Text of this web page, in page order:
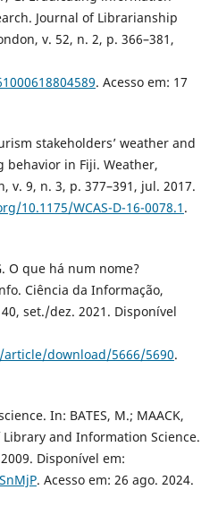
Journal of Librarianship
v. 52, n. 2, p. 366–381,
. Acesso em: 17
stakeholders’ weather and
in Fiji. Weather,
v. 9, n. 3, p. 377–391, jul. 2017.
10.1175/WCAS-D-16-0078.1 .
O que há num nome?
Ciência da Informação,
set./dez. 2021. Disponível
download/5666/5690.
In: BATES, M.; MAACK,
and Information Science.
Disponível em:
. Acesso em: 26 ago. 2024.